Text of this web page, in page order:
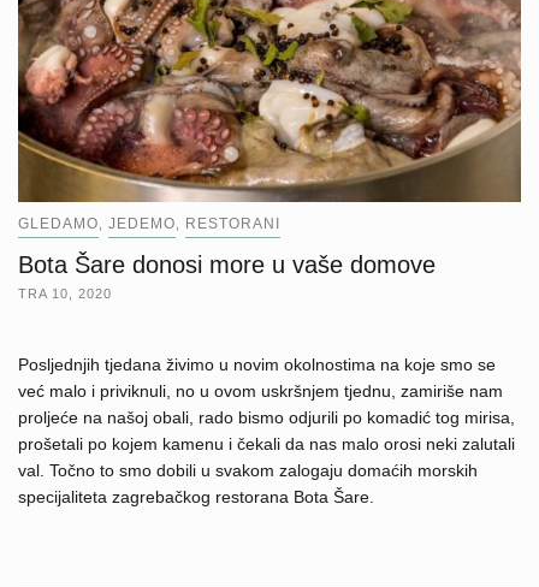
GLEDAMO JEDEMO RESTORANI
Bota Šare donosi more u vaše domove
TRA 10, 2020
Posljednjih tjedana živimo u novim okolnostima na koje smo se
već malo i priviknuli, no u ovom uskršnjem tjednu, zamiriše nam
proljeće na našoj obali, rado bismo odjurili po komadić tog mirisa,
prošetali po kojem kamenu i čekali da nas malo orosi neki zalutali
val. Točno to smo dobili u svakom zalogaju domaćih morskih
specijaliteta zagrebačkog restorana Bota Šare.